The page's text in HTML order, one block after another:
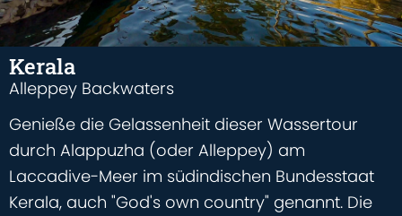
Kerala
Alleppey Backwaters
Genieße die Gelassenheit dieser Wassertour
durch Alappuzha (oder Alleppey) am
Laccadive-Meer im südindischen Bundesstaat
Kerala, auch "God's own country" genannt. Die